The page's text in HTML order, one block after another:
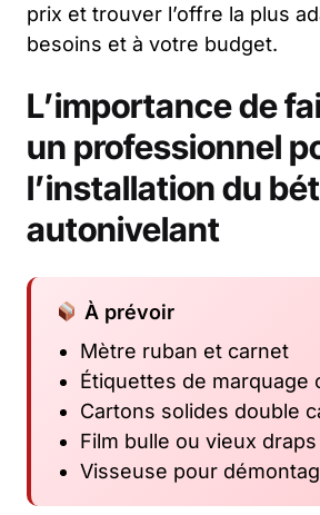
prix et trouver l’offre la plus
besoins et à votre budget.
L’importance de
un professionnel
l’installation du
autonivelant
À prévoir
Mètre ruban et carnet
Étiquettes de marquage
Cartons solides double
Film bulle ou vieux draps
Visseuse pour